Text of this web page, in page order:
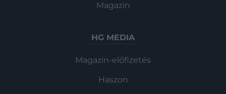
Magazin
HG MEDIA
Magazin-előfizetés
Haszon